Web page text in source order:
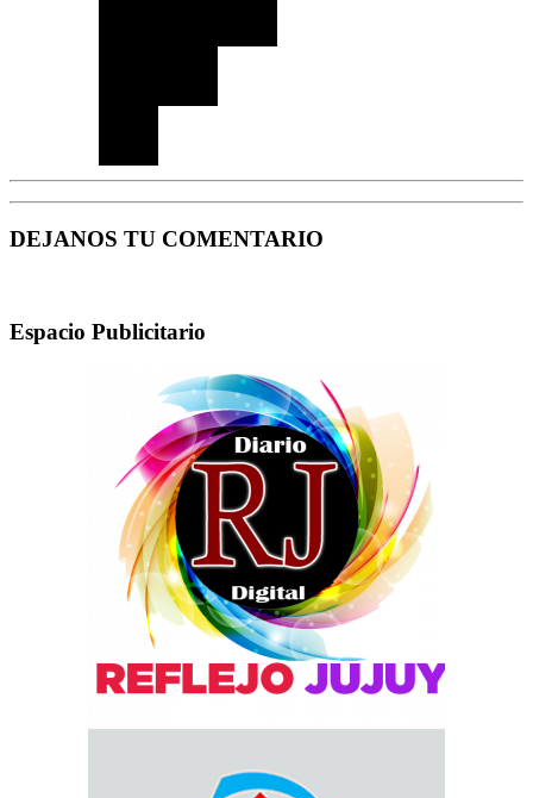
DEJANOS TU COMENTARIO
Espacio Publicitario